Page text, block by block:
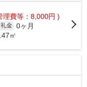
理費等：8,000円 )
礼金 0ヶ月
㎡